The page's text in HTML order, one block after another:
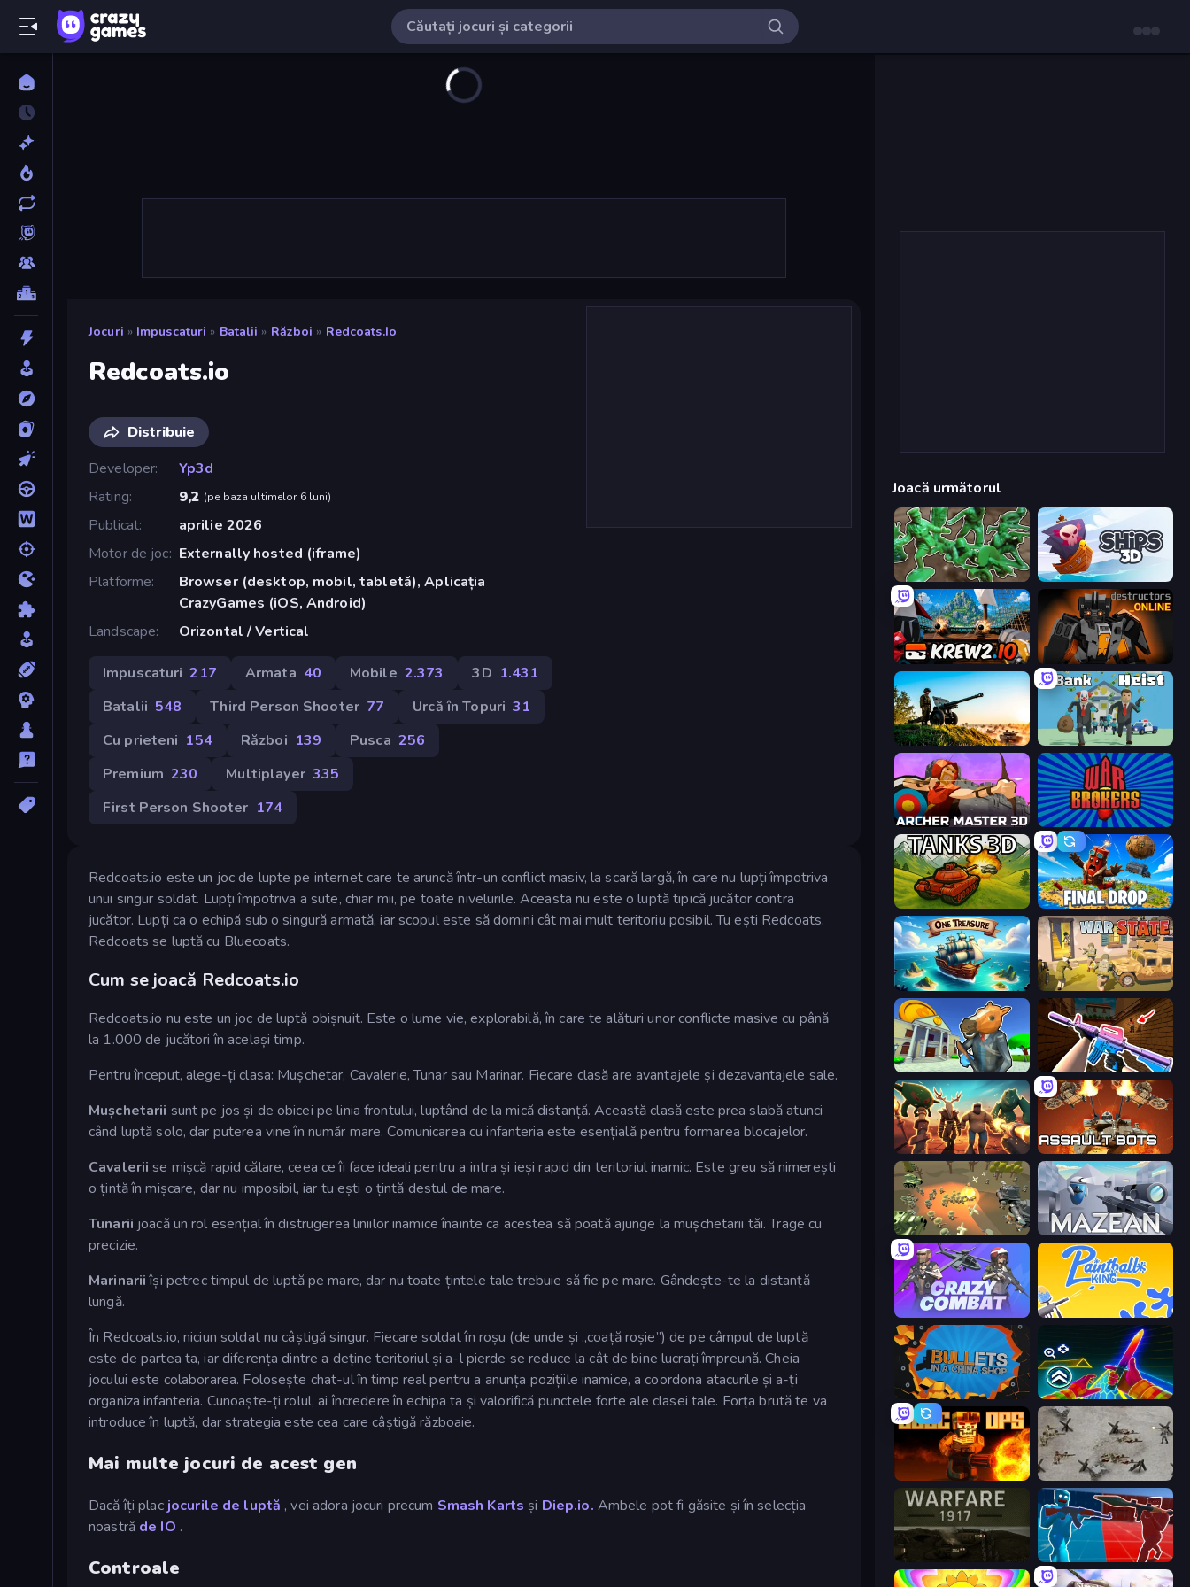
Jocuri » Impuscaturi » Batalii » Război » Redcoats.io
Redcoats.io
Distribuie
Developer
Yp3d
Rating
9,2 (pe baza ultimelor 6 luni)
Publicat
aprilie 2026
Motor de joc Externally hosted (iframe)
Platforme
Browser (desktop, mobil, tabletă), Aplicația
CrazyGames (iOS, Android)
Landscape
Orizontal / Vertical
Impuscaturi 217 Armata 40 Mobile 2.373 3D 1.431
Batalii 548 Third Person Shooter 77 Urcă în Topuri 31
Cu prieteni 154 Război 139 Pusca 256
Premium 230 Multiplayer 335
First Person Shooter 174
Redcoats.io este un joc de lupte pe internet care te aruncă într-un conflict masiv, la scară largă, în care nu lupți împotriva
unui singur soldat. Lupți împotriva a sute, chiar mii, pe toate nivelurile. Aceasta nu este o luptă tipică jucător contra
jucător. Lupți ca o echipă sub o singură armată, iar scopul este să domini cât mai mult teritoriu posibil. Tu ești Redcoats.
Redcoats se luptă cu Bluecoats.
Cum se joacă Redcoats.io
Redcoats.io nu este un joc de luptă obișnuit. Este o lume vie, explorabilă, în care te alături unor conflicte masive cu până
la 1.000 de jucători în același timp.
Pentru început, alege-ți clasa: Mușchetar, Cavalerie, Tunar sau Marinar. Fiecare clasă are avantajele și dezavantajele sale.
Mușchetarii sunt pe jos și de obicei pe linia frontului, luptând de la mică distanță. Această clasă este prea slabă atunci
când luptă solo, dar puterea vine în număr mare. Comunicarea cu infanteria este esențială pentru formarea blocajelor.
Cavalerii se mișcă rapid călare, ceea ce îi face ideali pentru a intra și ieși rapid din teritoriul inamic. Este greu să nimerești
o țintă în mișcare, dar nu imposibil, iar tu ești o țintă destul de mare.
Tunarii joacă un rol esențial în distrugerea liniilor inamice înainte ca acestea să poată ajunge la mușchetarii tăi. Trage cu
precizie.
Marinariiîși petrec timpul de luptă pe mare, dar nu toate țintele tale trebuie să fie pe mare. Gândește-te la distanță
lungă.
În Redcoats.io, niciun soldat nu câștigă singur. Fiecare soldat în roșu (de unde și „coață roșie”) de pe câmpul de luptă
este de partea ta, iar diferența dintre a deține teritoriul și a-l pierde se reduce la cât de bine lucrați împreună. Cheia
jocului este colaborarea. Folosește chat-ul în timp real pentru a anunța pozițiile inamice, a coordona atacurile și a-ți
organiza infanteria. Cunoaște-ți rolul, ai încredere în echipa ta și valorifică punctele forte ale clasei tale. Forța brută te va
introduce în luptă, dar strategia este cea care câștigă războaie.
Mai multe jocuri de acest gen
Dacă îți placjocurile de luptă , vei adora jocuri precum Smash Karts și Diep.io. Ambele pot fi găsite și în selecția
noastră de IO .
Controale
Joacă următorul
Soldiers - Capture and Control! Ships 3D
Krew.io Destructors Online
Artillery Vs Tanks Bank Heist
Archer Master 3D: Castle Defense War Brokers
Tanks 3D Final Drop
One Treasure War State IO: Conquer Battles
Bank Robbery 3 KS Z
Horde Crusher Assault Bots
WW1 Battle Simulator Mazean
Crazy Combat Paintball King
BULLets in a China Shop Surf GO Parkour
BLOCOPS Warfare 1944
Warfare 1917 Battle of the Soldiers: Red vs Blue